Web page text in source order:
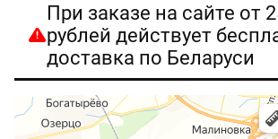
При заказе на сайте от
рублей действует
доставка по Беларуси